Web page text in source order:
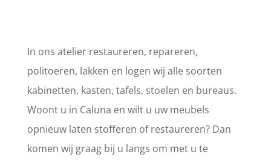
In ons atelier restaureren, repareren,
politoeren, lakken en logen wij alle soorten
kabinetten, kasten, tafels, stoelen en bureaus.
Woont u in Caluna en wilt u uw meubels
opnieuw laten stofferen of restaureren? Dan
komen wij graag bij u langs om met u te